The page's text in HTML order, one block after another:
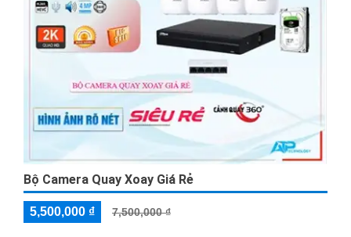
Bộ Camera Quay Xoay Giá Rẻ
5,500,000 ₫ 7,500,000 ₫